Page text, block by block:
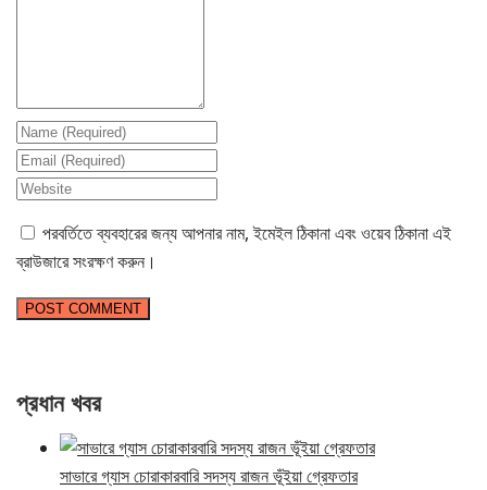
পরবর্তিতে ব্যবহারের জন্য আপনার নাম, ইমেইল ঠিকানা এবং ওয়েব ঠিকানা এই
ব্রাউজারে সংরক্ষণ করুন।
প্রধান খবর
সাভারে গ্যাস চোরাকারবারি সদস্য রাজন ভূঁইয়া গ্রেফতার